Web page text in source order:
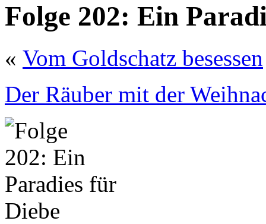
Folge 202: Ein
« Vom Goldschatz besessen
Der Räuber mit der